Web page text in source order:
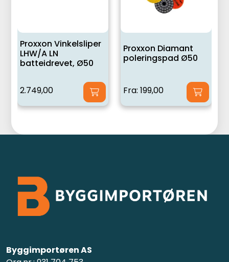
Proxxon Vinkelsliper
LHW/A LN
batteidrevet, Ø50
2.749,00
Proxxon Diamant
poleringspad Ø50
Fra: 199,00
Byggimportøren AS